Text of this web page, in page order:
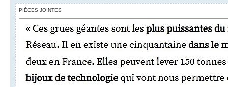
PIÈCES JOINTES